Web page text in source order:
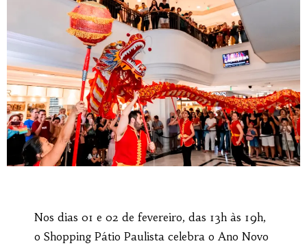
Nos dias 01 e 02 de fevereiro, das 13h às 19h,
o Shopping Pátio Paulista celebra o Ano Novo